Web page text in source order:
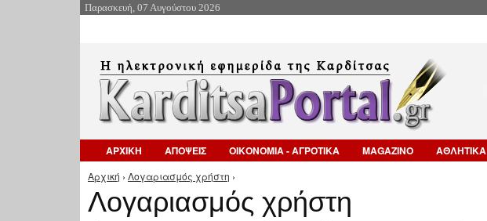
Παρασκευή, 07 Αυγούστου 2026
ΑΡΧΙΚΗ ΑΠΟΨΕΙΣ ΟΙΚΟΝΟΜΙΑ - ΑΓΡΟΤΙΚΑ MAGAZINO ΑΘΛΗΤΙΚΑ
Είστε εδώ
Αρχική › Λογαριασμός χρήστη ›
Λογαριασμός χρήστη